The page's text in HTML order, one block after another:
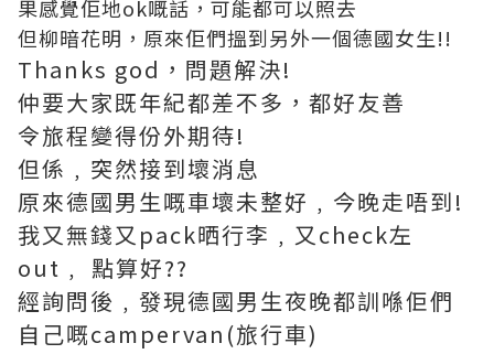
果感覺佢地ok嘅話，可能都可以照去
但柳暗花明，原來佢們搵到另外一個德國女生!!
Thanks god，問題解決!
仲要大家既年紀都差不多，都好友善
令旅程變得份外期待!
但係﹐突然接到壞消息
原來德國男生嘅車壞未整好﹐今晚走唔到!
我又無錢又pack晒行李﹐又check左
out﹐ 點算好??
經詢問後﹐發現德國男生夜晚都訓喺佢們
自己嘅campervan(旅行車)